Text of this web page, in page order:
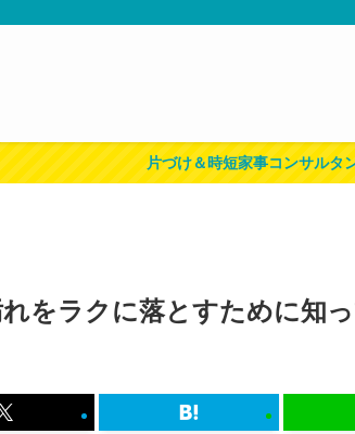
片づけ＆時短家事コンサルタ
をラクに落とすために知